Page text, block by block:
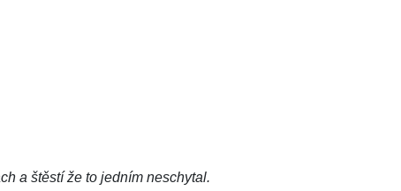
a štěstí že to jedním neschytal.